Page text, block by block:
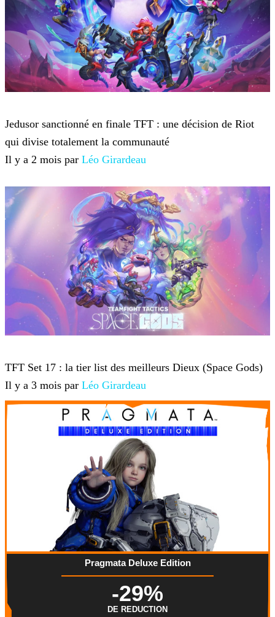
Jedusor sanctionné en finale TFT : une décision de Riot
qui divise totalement la communauté
Il y a 2 mois par Léo Girardeau
TFT Set 17 : la tier list des meilleurs Dieux (Space Gods)
Il y a 3 mois par Léo Girardeau
Pragmata Deluxe Edition
-29%
DE REDUCTION